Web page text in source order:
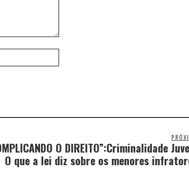
O DIREITO”:Criminalidade
O que a lei diz sobre os menores